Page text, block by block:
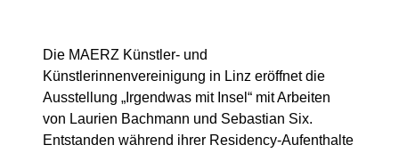
Die MAERZ Künstler- und
Künstlerinnenvereinigung in Linz eröffnet die
Ausstellung „Irgendwas mit Insel“ mit Arbeiten
von Laurien Bachmann und Sebastian Six.
Entstanden während ihrer Residency-Aufenthalte